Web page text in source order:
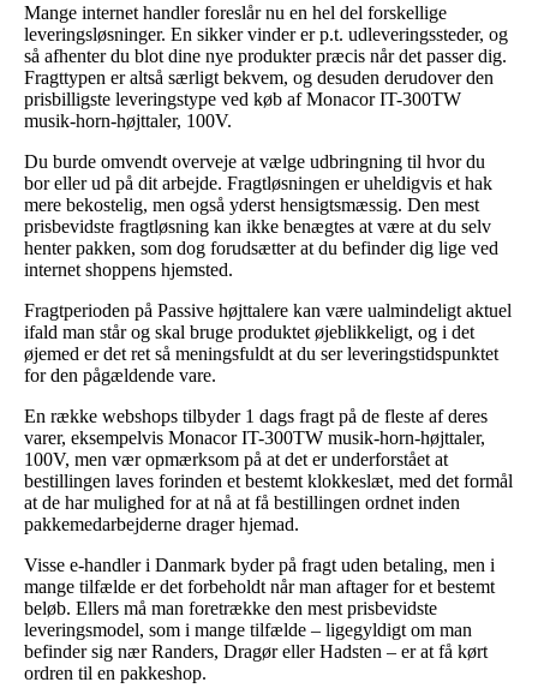
Mange internet handler foreslår nu en hel del forskellige
leveringsløsninger. En sikker vinder er p.t. udleveringssteder, og
så afhenter du blot dine nye produkter præcis når det passer dig.
Fragttypen er altså særligt bekvem, og desuden derudover den
prisbilligste leveringstype ved køb af Monacor IT-300TW
musik-horn-højttaler, 100V.
Du burde omvendt overveje at vælge udbringning til hvor du
bor eller ud på dit arbejde. Fragtløsningen er uheldigvis et hak
mere bekostelig, men også yderst hensigtsmæssig. Den mest
prisbevidste fragtløsning kan ikke benægtes at være at du selv
henter pakken, som dog forudsætter at du befinder dig lige ved
internet shoppens hjemsted.
Fragtperioden på Passive højttalere kan være ualmindeligt aktuel
ifald man står og skal bruge produktet øjeblikkeligt, og i det
øjemed er det ret så meningsfuldt at du ser leveringstidspunktet
for den pågældende vare.
En række webshops tilbyder 1 dags fragt på de fleste af deres
varer, eksempelvis Monacor IT-300TW musik-horn-højttaler,
100V, men vær opmærksom på at det er underforstået at
bestillingen laves forinden et bestemt klokkeslæt, med det formål
at de har mulighed for at nå at få bestillingen ordnet inden
pakkemedarbejderne drager hjemad.
Visse e-handler i Danmark byder på fragt uden betaling, men i
mange tilfælde er det forbeholdt når man aftager for et bestemt
beløb. Ellers må man foretrække den mest prisbevidste
leveringsmodel, som i mange tilfælde – ligegyldigt om man
befinder sig nær Randers, Dragør eller Hadsten – er at få kørt
ordren til en pakkeshop.